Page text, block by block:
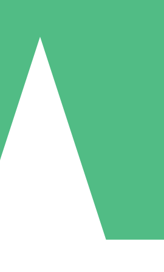
Kreditpaket
Inget månatligt åtagande
5 Nedladdningar
US$